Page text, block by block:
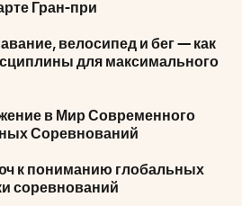
Гран-при
велосипед и бег — как
для максимального
в Мир Современного
Соревнований
к пониманию глобальных
соревнований